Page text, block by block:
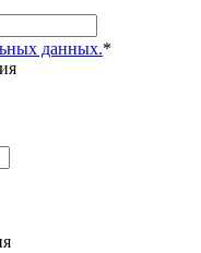
данных.*